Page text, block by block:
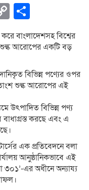
Copy
Link
বাংলাদেশসহ বিশ্বের
আরোপের একটি বড়
বিভিন্ন পণ্যের ওপর
শুল্ক আরোপের এই
উৎপাদিত বিভিন্ন পণ্য
বাধাগ্রস্ত করছে এবং এ
এক প্রতিবেদনে বলা
আনুষ্ঠানিকভাবে এই
৩০১’-এর অধীনে অন্যায্য